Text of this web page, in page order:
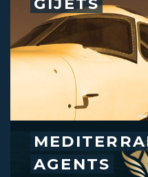
AGENTS